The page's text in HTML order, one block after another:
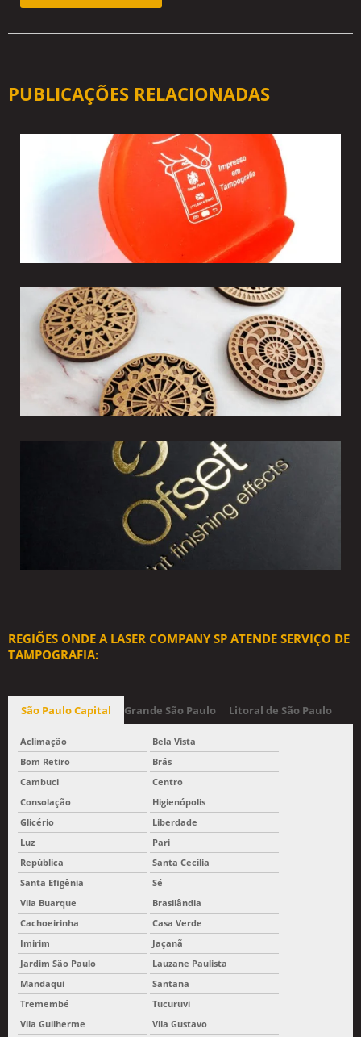
PUBLICAÇÕES RELACIONADAS
REGIÕES ONDE A LASER COMPANY SP ATENDE SERVIÇO DE
TAMPOGRAFIA:
São Paulo Capital Grande São Paulo Litoral de São Paulo
Aclimação
Bela Vista
Bom Retiro
Brás
Cambuci
Centro
Consolação
Higienópolis
Glicério
Liberdade
Luz
Pari
República
Santa Cecília
Santa Efigênia
Sé
Vila Buarque
Brasilândia
Cachoeirinha
Casa Verde
Imirim
Jaçanã
Jardim São Paulo
Lauzane Paulista
Mandaqui
Santana
Tremembé
Tucuruvi
Vila Guilherme
Vila Gustavo